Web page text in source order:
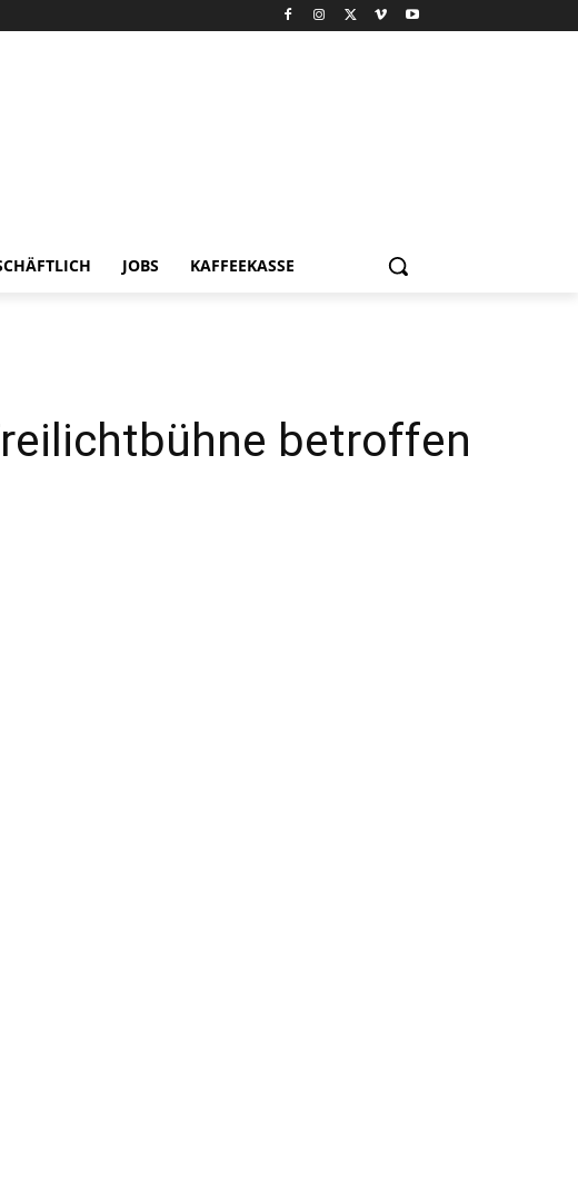
JOBS KAFFEEKASSE
betroffen